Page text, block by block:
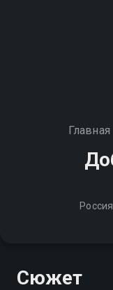
Главная
Россия
Сюжет